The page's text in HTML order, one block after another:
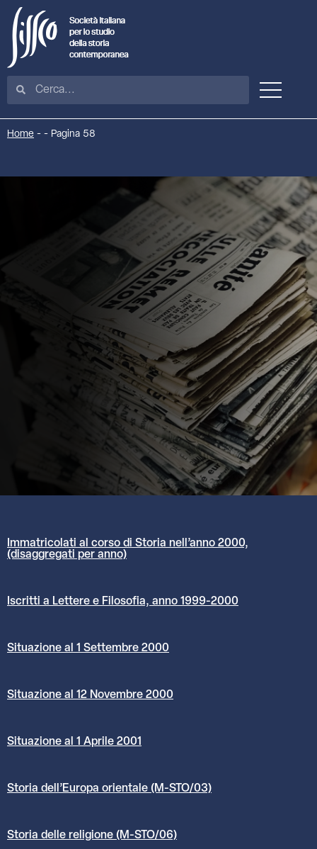
Home - - Pagina 58
Immatricolati al corso di Storia nell’anno 2000,
(disaggregati per anno)
Iscritti a Lettere e Filosofia, anno 1999-2000
Situazione al 1 Settembre 2000
Situazione al 12 Novembre 2000
Situazione al 1 Aprile 2001
Storia dell’Europa orientale (M-STO/03)
Storia delle religione (M-STO/06)